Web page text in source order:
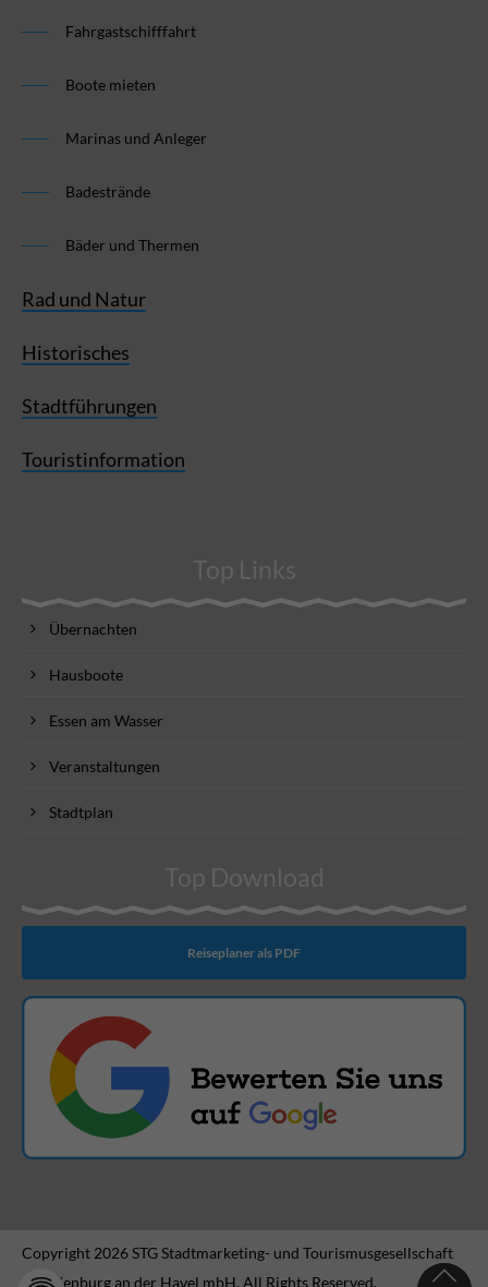
Fahrgastschifffahrt
Boote mieten
Marinas und Anleger
Badestrände
Bäder und Thermen
Rad und Natur
Historisches
Stadtführungen
Touristinformation
Top Links
Übernachten
Hausboote
Essen am Wasser
Veranstaltungen
Stadtplan
Top Download
Reiseplaner als PDF
Copyright 2026 STG Stadtmarketing- und Tourismusgesellschaft
Brandenburg an der Havel mbH. All Rights Reserved.